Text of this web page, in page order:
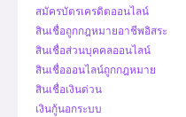
สมัครบัตรเครดิตออนไลน์
สินเชื่อถูกกฎหมายอาชีพอิสระ
สินเชื่อส่วนบุคคลออนไลน์
สินเชื่อออนไลน์ถูกกฎหมาย
สินเชื่อเงินด่วน
เงินกู้นอกระบบ